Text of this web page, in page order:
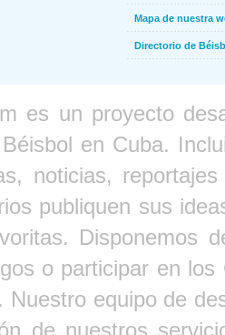
Mapa de nuestra
Directorio de
es un proyecto
en Cuba.
noticias,
publiquen sus
Disponemos
o participar en
Nuestro equipo de
de nuestros